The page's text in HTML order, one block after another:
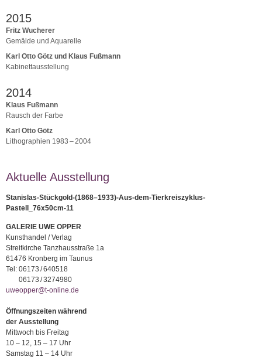
2015
Fritz Wucherer
Gemälde und Aquarelle
Karl Otto Götz und Klaus Fußmann
Kabinettausstellung
2014
Klaus Fußmann
Rausch der Farbe
Karl Otto Götz
Lithographien 1983 – 2004
Aktuelle Ausstellung
Stanislas-Stückgold-(1868–1933)-Aus-dem-Tierkreiszyklus-
Pastell_76x50cm-11
GALERIE UWE OPPER
Kunsthandel / Verlag
Streitkirche Tanzhausstraße 1a
61476 Kronberg im Taunus
Tel: 06173 / 640518
06173 / 3274980
uweopper@t-online.de
Öffnungszeiten während
der Ausstellung
Mittwoch bis Freitag
10 – 12, 15 – 17 Uhr
Samstag 11 – 14 Uhr